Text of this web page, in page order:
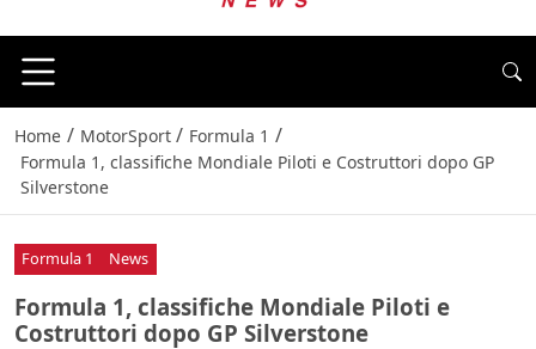
Home / MotorSport / Formula 1 /
Formula 1, classifiche Mondiale Piloti e Costruttori dopo GP
Silverstone
Formula 1 News
Formula 1, classifiche Mondiale Piloti e
Costruttori dopo GP Silverstone